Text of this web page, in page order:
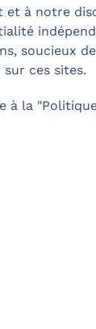
et à notre
soucieux
ces sites.
à la